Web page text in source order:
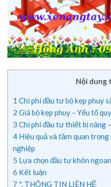
Nội dung
1 Chi phí đầu tư bộ kẹp phuy
2 Giá bộ kẹp phuy – Yếu tố
3 Chi phí đầu tư thiết bị nâng
4 Hiệu quả và tầm quan
nghiệp
5 Lựa chọn đầu tư khôn
6 Kết luận
7 *. THÔNG TIN LIÊN HỆ